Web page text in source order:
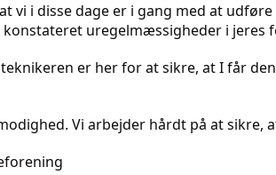
vi i disse dage er i gang med at
konstateret uregelmæssigheder i jeres
er her for at sikre, at I får
Vi arbejder hårdt på at sikre,